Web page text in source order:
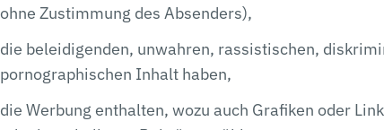
ohne Zustimmung des Absenders),
die beleidigenden, unwahren, rassistischen,
pornographischen Inhalt haben,
die Werbung enthalten, wozu auch Grafiken oder